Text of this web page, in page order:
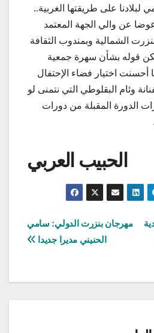
لبلادنا على طريقتها الغربية..
عن والي الجهة المعتمد
الشمالية وبمندوب الثقافة
قوله بشأن سهرة جمعية
أحسنت اختيار فضاء الإحتفال
وئام البقلوطي التي نتمنى لو
الدورة المقبلة من دورات
الحبيب العربي
مهرجان بنزرت الدولي: سامي
الحنيني مديرا جديدا